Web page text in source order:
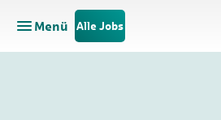
Zum Hauptinhalt springen
Zur Navigation springen
Menü
Hauptnavigation öffnen
Alle Jobs